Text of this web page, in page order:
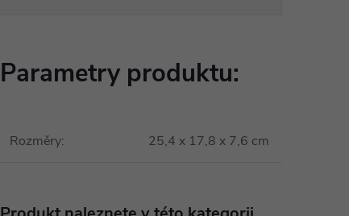
Parametry produktu:
Rozměry: 25,4 x 17,8 x 7,6 cm